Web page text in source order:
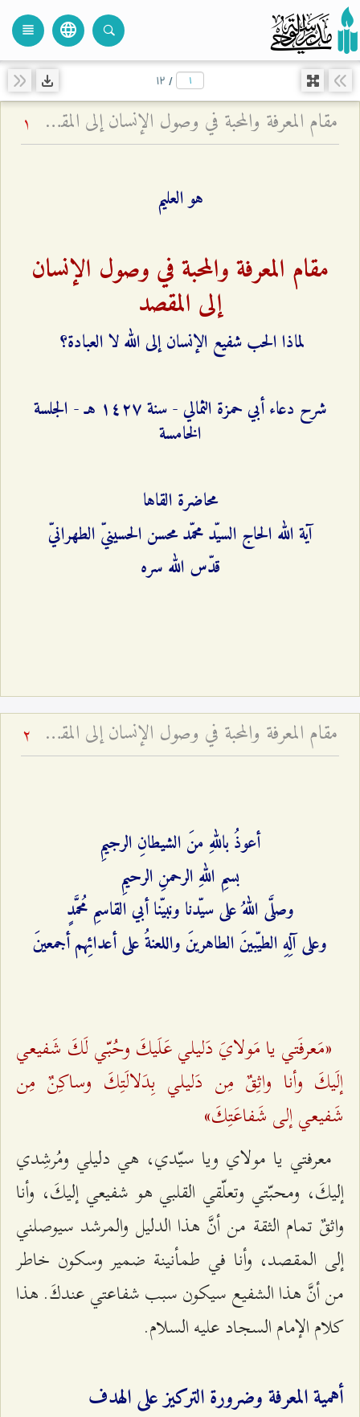
language
view_headline
/ ۱۲
مقام المعرفة والمحبة في وصول الإنسان إلى المقصد - لماذا الحب شفيع الإنسان إلى الله لا العبادة؟ 1
هو العليم
مقام المعرفة والمحبة في وصول الإنسان
إلى المقصد
لماذا الحب شفيع الإنسان إلى الله لا العبادة؟
شرح دعاء أبي حمزة الثمالي - سنة ۱٤٢۷ هـ - الجلسة
الخامسة
محاضرة القاها
آية الله الحاج السيّد محمّد محسن الحسينيّ الطهرانيّ
قدّس الله سره
مقام المعرفة والمحبة في وصول الإنسان إلى المقصد - لماذا الحب شفيع الإنسان إلى الله لا العبادة؟ 2
أعوذُ باللهِ منَ الشيطانِ الرجيمِ
بسمِ اللهِ الرحمنِ الرحيمِ
وصلَّى اللهُ على سيّدنا ونبيّنا أبي القاسمِ مُحمَّدٍ
وعلى آلِهِ الطيّبينَ الطاهرينَ واللعنةُ على أعدائِهم أجمعينَ
«مَعرفَتي يا مَولايَ دَليلي عَلَيكَ وحُبّي لَكَ شَفيعي
إلَيكَ وأنا واثِقٌ مِن دَليلي بِدَلالَتِكَ وساكِنٌ مِن
شَفيعي إلى شَفاعَتِكَ»
معرفتي يا مولاي ويا سيّدي، هي دليلي ومُرشِدي
إليكَ، ومحبّتي وتعلّقي القلبي هو شفيعي إليكَ، وأنا
واثقٌ تمام الثقة من أنَّ هذا الدليل والمرشد سيوصلني
إلى المقصد، وأنا في طمأنينة ضمير وسكون خاطر
من أنَّ هذا الشفيع سيكون سبب شفاعتي عندكَ. هذا
كلام الإمام السجاد عليه السلام.
أهمية المعرفة وضرورة التركيز على الهدف